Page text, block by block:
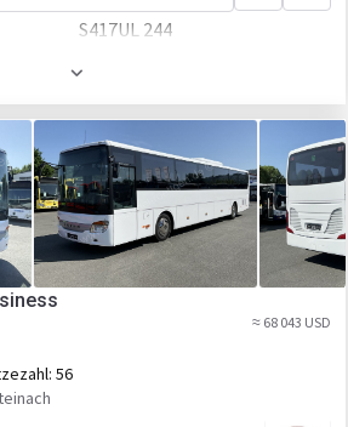
S417UL 244
01.07.2011
11/2026
Weiß
Diesel
11967 ccm
≈ 68 043 USD
56